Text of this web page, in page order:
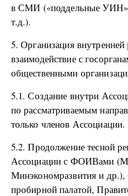
в СМИ («поддельные
т.д.).
5. Организация
взаимодействие с
общественными
5.1. Создание внутри
по рассматриваемым
только членов Ассоциации.
5.2. Продолжение тесной
Ассоциации с ФОИВами
Минэкономразвития и
пробирной палатой,